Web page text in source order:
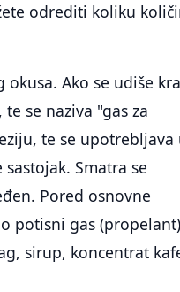
odrediti koliku
Ako se udiše
se naziva "gas za
te se upotrebljava
Smatra se
Pored osnovne
potisni gas
sirup, koncentrat